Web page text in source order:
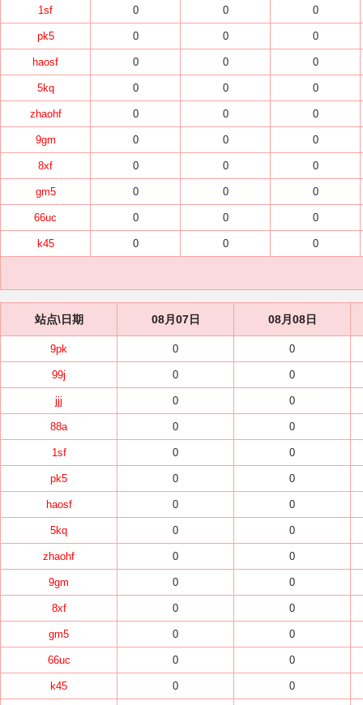
1sf 0 0 0
pk5 0 0 0
haosf 0 0 0
5kq 0 0 0
zhaohf 0 0 0
9gm 0 0 0
8xf 0 0 0
gm5 0 0 0
66uc 0 0 0
k45 0 0 0
站点\日期 08月07日 08月08日
9pk 0 0
99j 0 0
jjj 0 0
88a 0 0
1sf 0 0
pk5 0 0
haosf 0 0
5kq 0 0
zhaohf 0 0
9gm 0 0
8xf 0 0
gm5 0 0
66uc 0 0
k45 0 0